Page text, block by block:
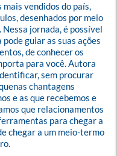
vendidos do país,
desenhados por meio
jornada, é possível
guiar as suas ações
de conhecer os
para você. Autora
sem procurar
chantagens
e as que recebemos e
que relacionamentos
para chegar a
chegar a um meio-termo